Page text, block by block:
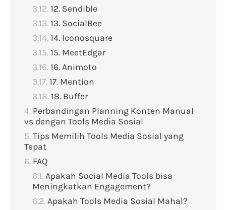
12. Sendible
13. SocialBee
14. Iconosquare
15. MeetEdgar
16. Animoto
17. Mention
18. Buffer
Perbandingan Planning Konten Manual
vs dengan Tools Media Sosial
Tips Memilih Tools Media Sosial yang
Tepat
FAQ
Apakah Social Media Tools bisa
Meningkatkan Engagement?
Apakah Tools Media Sosial Mahal?